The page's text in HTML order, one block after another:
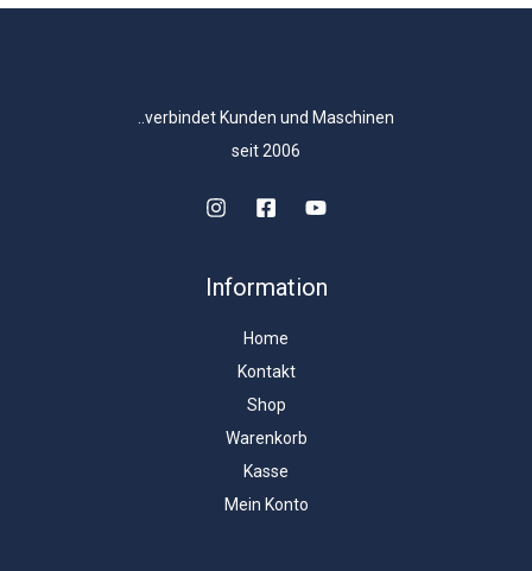
..verbindet Kunden und Maschinen
seit 2006
Information
Home
Kontakt
Shop
Warenkorb
Kasse
Mein Konto